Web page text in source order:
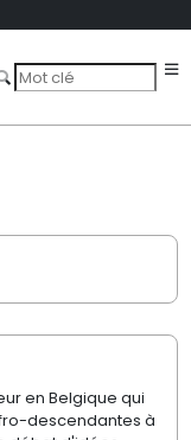
en Belgique qui
descendantes à